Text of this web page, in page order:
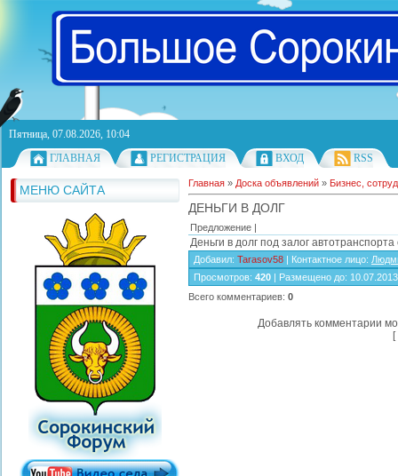
Пятница, 07.08.2026, 10:04
ГЛАВНАЯ
РЕГИСТРАЦИЯ ВХОД RSS
МЕНЮ САЙТА Главная » Доска объявлений » Бизнес,
ДЕНЬГИ В ДОЛГ
Предложение |
Деньги в долг под залог
Добавил: Tarasov58 | Контактное лицо:
Просмотров: 420 | Размещено до:
Всего комментариев: 0
Добавлять комментарии
[